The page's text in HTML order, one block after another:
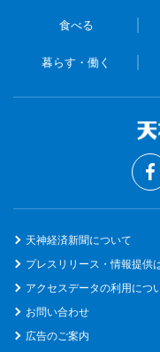
食べる
暮らす・働く
天神経済新聞について
プレスリリース・情報提供
アクセスデータの利用につ
お問い合わせ
広告のご案内